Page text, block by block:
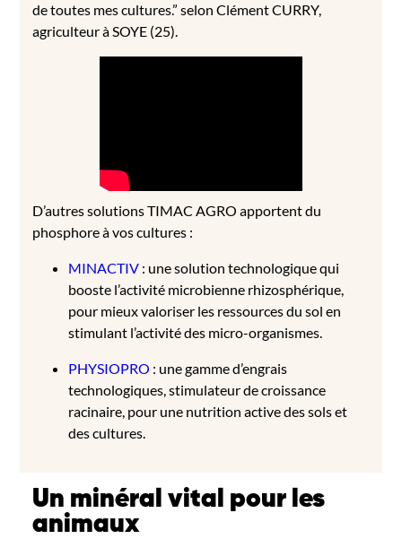
de toutes mes cultures.” selon Clément CURRY,
agriculteur à SOYE (25).
D’autres solutions TIMAC AGRO apportent du
phosphore à vos cultures :
MINACTIV: une solution technologique qui
booste l’activité microbienne rhizosphérique,
pour mieux valoriser les ressources du sol en
stimulant l’activité des micro-organismes.
PHYSIOPRO : une gamme d’engrais
technologiques, stimulateur de croissance
racinaire, pour une nutrition active des sols et
des cultures.
Un minéral vital pour les
animaux